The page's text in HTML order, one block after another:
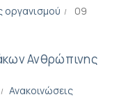
οργανισμού
09
Ανθρώπινης
Ανακοινώσεις